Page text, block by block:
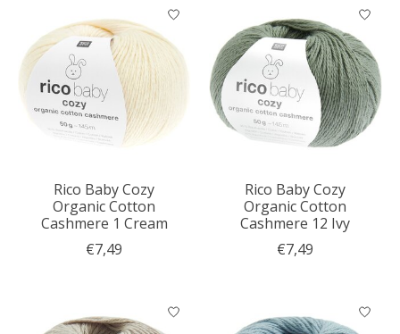
Rico Baby Cozy
Organic Cotton
Cashmere 1 Cream
€7,49
Rico Baby Cozy
Organic Cotton
Cashmere 12 Ivy
€7,49